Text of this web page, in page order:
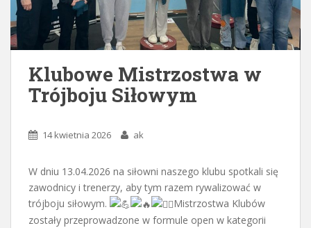
Klubowe Mistrzostwa w
Trójboju Siłowym
14 kwietnia 2026 ak
W dniu 13.04.2026 na siłowni naszego klubu spotkali się
zawodnicy i trenerzy, aby tym razem rywalizować w
trójboju siłowym.
Mistrzostwa Klubów
zostały przeprowadzone w formule open w kategorii